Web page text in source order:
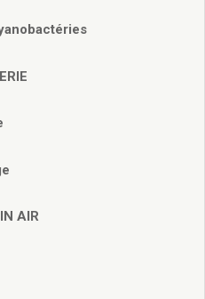
listes électorales
intercommunal
municipal
AIR